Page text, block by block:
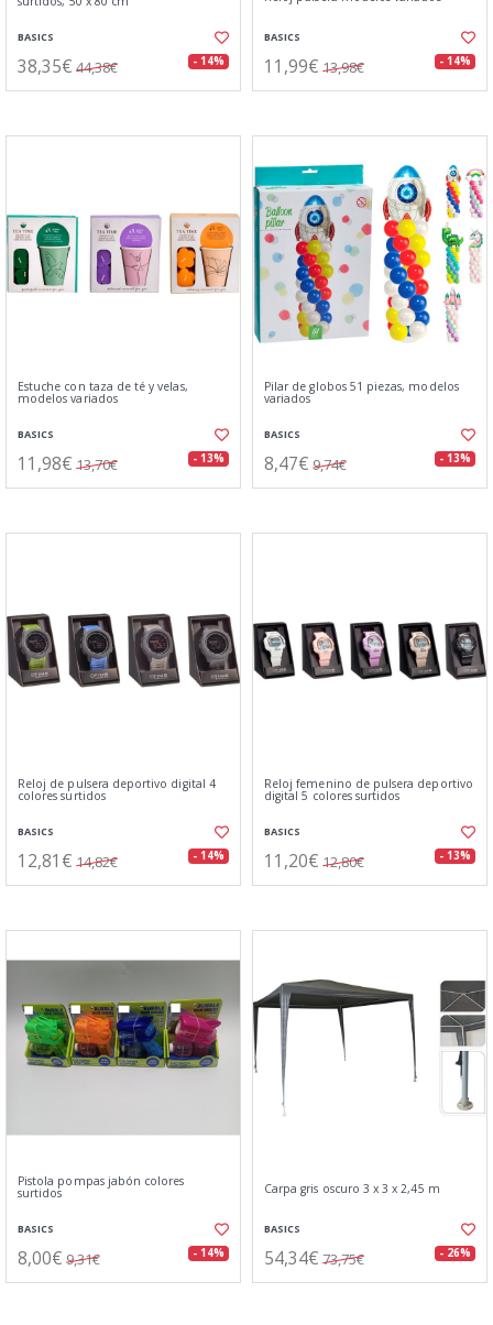
BASICS
38,35€ 44,38€ - 14%
BASICS
11,99€ 13,98€ - 14%
Estuche con taza de té y velas,
modelos variados
BASICS
11,98€ 13,70€ - 13%
Pilar de globos 51 piezas, modelos
variados
BASICS
8,47€ 9,74€ - 13%
Reloj de pulsera deportivo digital 4
colores surtidos
BASICS
12,81€ 14,82€ - 14%
Reloj femenino de pulsera deportivo
digital 5 colores surtidos
BASICS
11,20€ 12,80€ - 13%
Pistola pompas jabón colores
surtidos
BASICS
8,00€ 9,31€ - 14%
Carpa gris oscuro 3 x 3 x 2,45 m
BASICS
54,34€ 73,75€ - 26%